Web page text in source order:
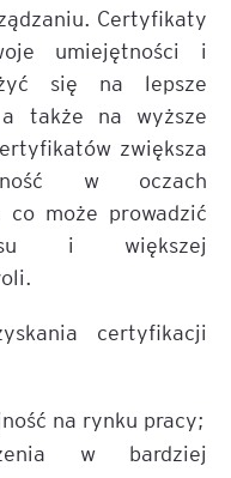
Certyfikaty
umiejętności i
się na lepsze
także na wyższe
zwiększa
w oczach
co może prowadzić
i większej
certyfikacji
na rynku pracy;
w bardziej